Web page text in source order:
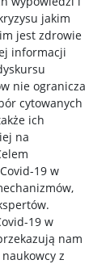
jakim
jest zdrowie
informacji
nie ogranicza
cytowanych
ich
na
19 w
19 w
nam
z